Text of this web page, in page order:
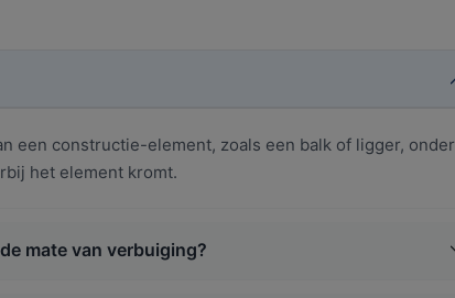
een constructie-element, zoals een balk of ligger, onder
het element kromt.
mate van verbuiging?